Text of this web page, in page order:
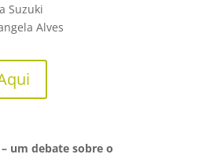
Suzuki
Alves
um debate sobre o